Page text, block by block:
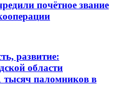
почётное звание
развитие:
области
тысяч паломников в